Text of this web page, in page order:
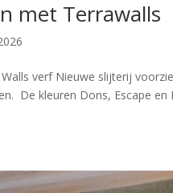
met Terrawalls
verf Nieuwe slijterij
De kleuren Dons, Escape